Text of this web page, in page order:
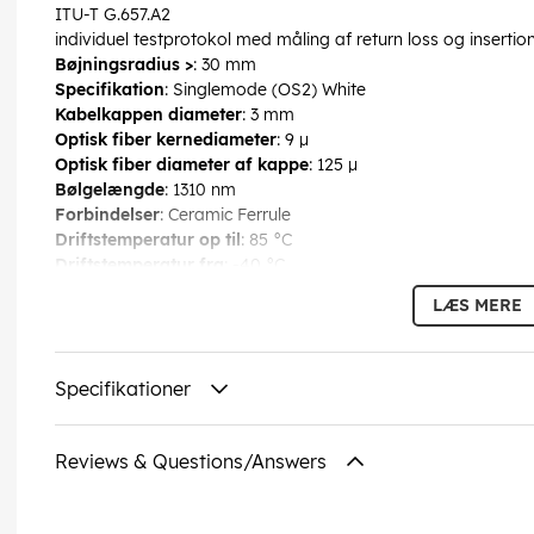
ITU-T G.657.A2
individuel testprotokol med måling af return loss og
Bøjningsradius >: 30 mm
Specifikation: Singlemode (OS2) White
Kabelkappen diameter: 3 mm
Optisk fiber kernediameter: 9 µ
Optisk fiber diameter af kappe: 125 µ
Bølgelængde: 1310 nm
Forbindelser: Ceramic Ferrule
Driftstemperatur op til: 85 °C
Driftstemperatur fra
: -40 °C
Kabel fibertype: Glass Fibre G.657.A2
4040849596209
EAN:
LÆS MERE
Specifikationer
Reviews & Questions/Answers